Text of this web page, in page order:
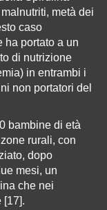
metà dei
caso
ha portato a un
di nutrizione
in entrambi i
non portatori del
bambine di età
rurali, con
dopo
mesi, un
che nei
[17].